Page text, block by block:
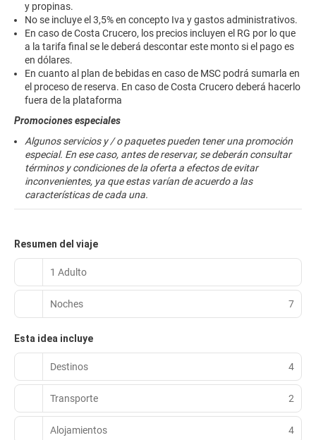
y propinas.
No se incluye el 3,5% en concepto Iva y gastos administrativos.
En caso de Costa Crucero, los precios incluyen el RG por lo que
a la tarifa final se le deberá descontar este monto si el pago es
en dólares.
En cuanto al plan de bebidas en caso de MSC podrá sumarla en
el proceso de reserva. En caso de Costa Crucero deberá hacerlo
fuera de la plataforma
Promociones especiales
Algunos servicios y / o paquetes pueden tener una promoción
especial. En ese caso, antes de reservar, se deberán consultar
términos y condiciones de la oferta a efectos de evitar
inconvenientes, ya que estas varían de acuerdo a las
características de cada una.
Resumen del viaje
1 Adulto
Noches 7
Esta idea incluye
Destinos 4
Transporte 2
Alojamientos 4